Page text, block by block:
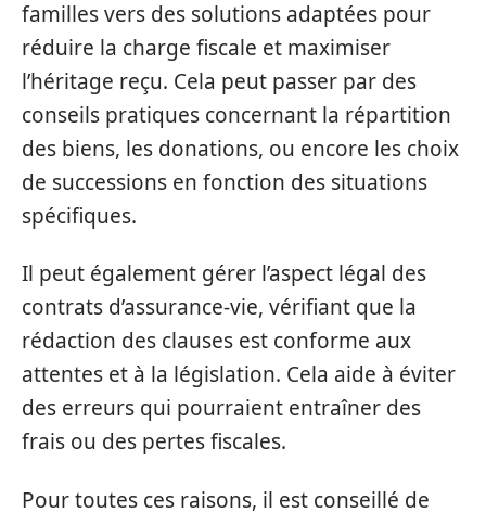
familles vers des solutions adaptées pour
réduire la charge fiscale et maximiser
l’héritage reçu. Cela peut passer par des
conseils pratiques concernant la répartition
des biens, les donations, ou encore les choix
de successions en fonction des situations
spécifiques.
Il peut également gérer l’aspect légal des
contrats d’assurance-vie, vérifiant que la
rédaction des clauses est conforme aux
attentes et à la législation. Cela aide à éviter
des erreurs qui pourraient entraîner des
frais ou des pertes fiscales.
Pour toutes ces raisons, il est conseillé de